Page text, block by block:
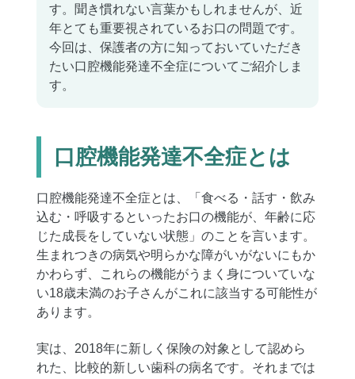
す。聞き慣れない言葉かもしれませんが、近
年とても重要視されているお口の問題です。
今回は、保護者の方に知っておいていただき
たい口腔機能発達不全症についてご紹介しま
す。
口腔機能発達不全症とは
口腔機能発達不全症とは、「食べる・話す・飲み
込む・呼吸するといったお口の機能が、年齢に応
じた成長をしていない状態」のことを言います。
生まれつきの病気や明らかな障がいがないにもか
かわらず、これらの機能がうまく身についていな
い18歳未満のお子さんがこれに該当する可能性が
あります。
実は、2018年に新しく保険の対象として認めら
れた、比較的新しい歯科の病名です。それまでは